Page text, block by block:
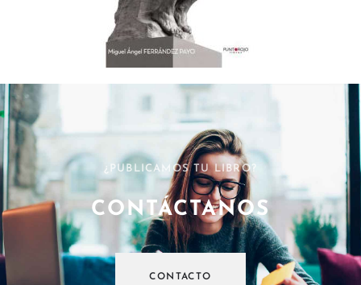
¿PUBLICAMOS TU LIBRO?
CONTÁCTANOS
CONTACTO